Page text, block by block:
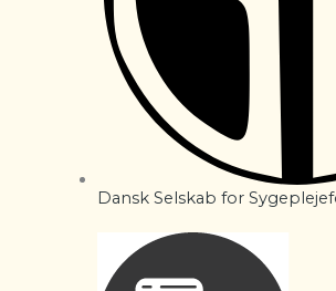
Dansk Selskab for